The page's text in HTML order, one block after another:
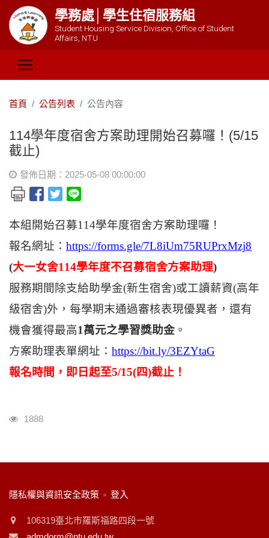
學務處│學生住宿服務組
Student Housing Service Division, Office of Student
Affairs, NTU
首頁 公告列表 公告內容
114學年度宿舍方案助理開始召募囉！(5/15
截止)
發佈日期：2025-05-08 00:00:00
本組開始召募114學年度宿舍方案助理囉！
報名網址： https://forms.gle/7L8iUm75RUPrxMzj8
(大一女舍114學年度不召募宿舍方案助理)
服務期間除支給助學金(新生宿舍)或工讀薪資(高年
級宿舍)外，每學期末通過審核表現優異者，還有
機會獲得最高1萬元之學習獎助金 。
方案助理表單網址： https://bit.ly/3EZYtaG
報名時間，即日起至5/15(四)截止！
瀏覽人次
1888
:::
隱私權與資訊安全政策 登入
106319臺北市羅斯福路四段一號